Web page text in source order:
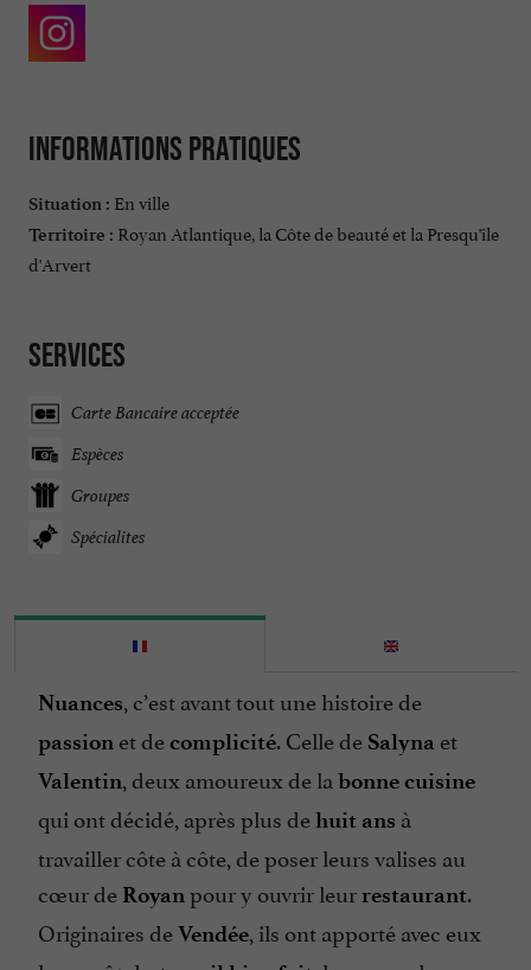
Informations pratiques
Situation : En ville
Territoire : Royan Atlantique, la Côte de beauté et la Presqu'île
d'Arvert
Services
Carte Bancaire acceptée
Espèces
Groupes
Spécialites
Nuances, c’est avant tout une histoire de
passion et decomplicité. Celle de Salyna et
Valentin, deux amoureux de la bonne cuisine
qui ont décidé, après plus dehuit ans à
travailler côte à côte, de poser leurs valises au
cœur de Royanpour y ouvrir leur restaurant.
Originaires deVendée, ils ont apporté avec eux